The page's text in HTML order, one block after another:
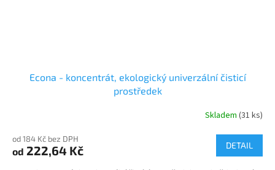
Econa - koncentrát, ekologický univerzální čisticí
prostředek
Skladem (31 ks)
od 184 Kč bez DPH
od 222,64 Kč DETAIL